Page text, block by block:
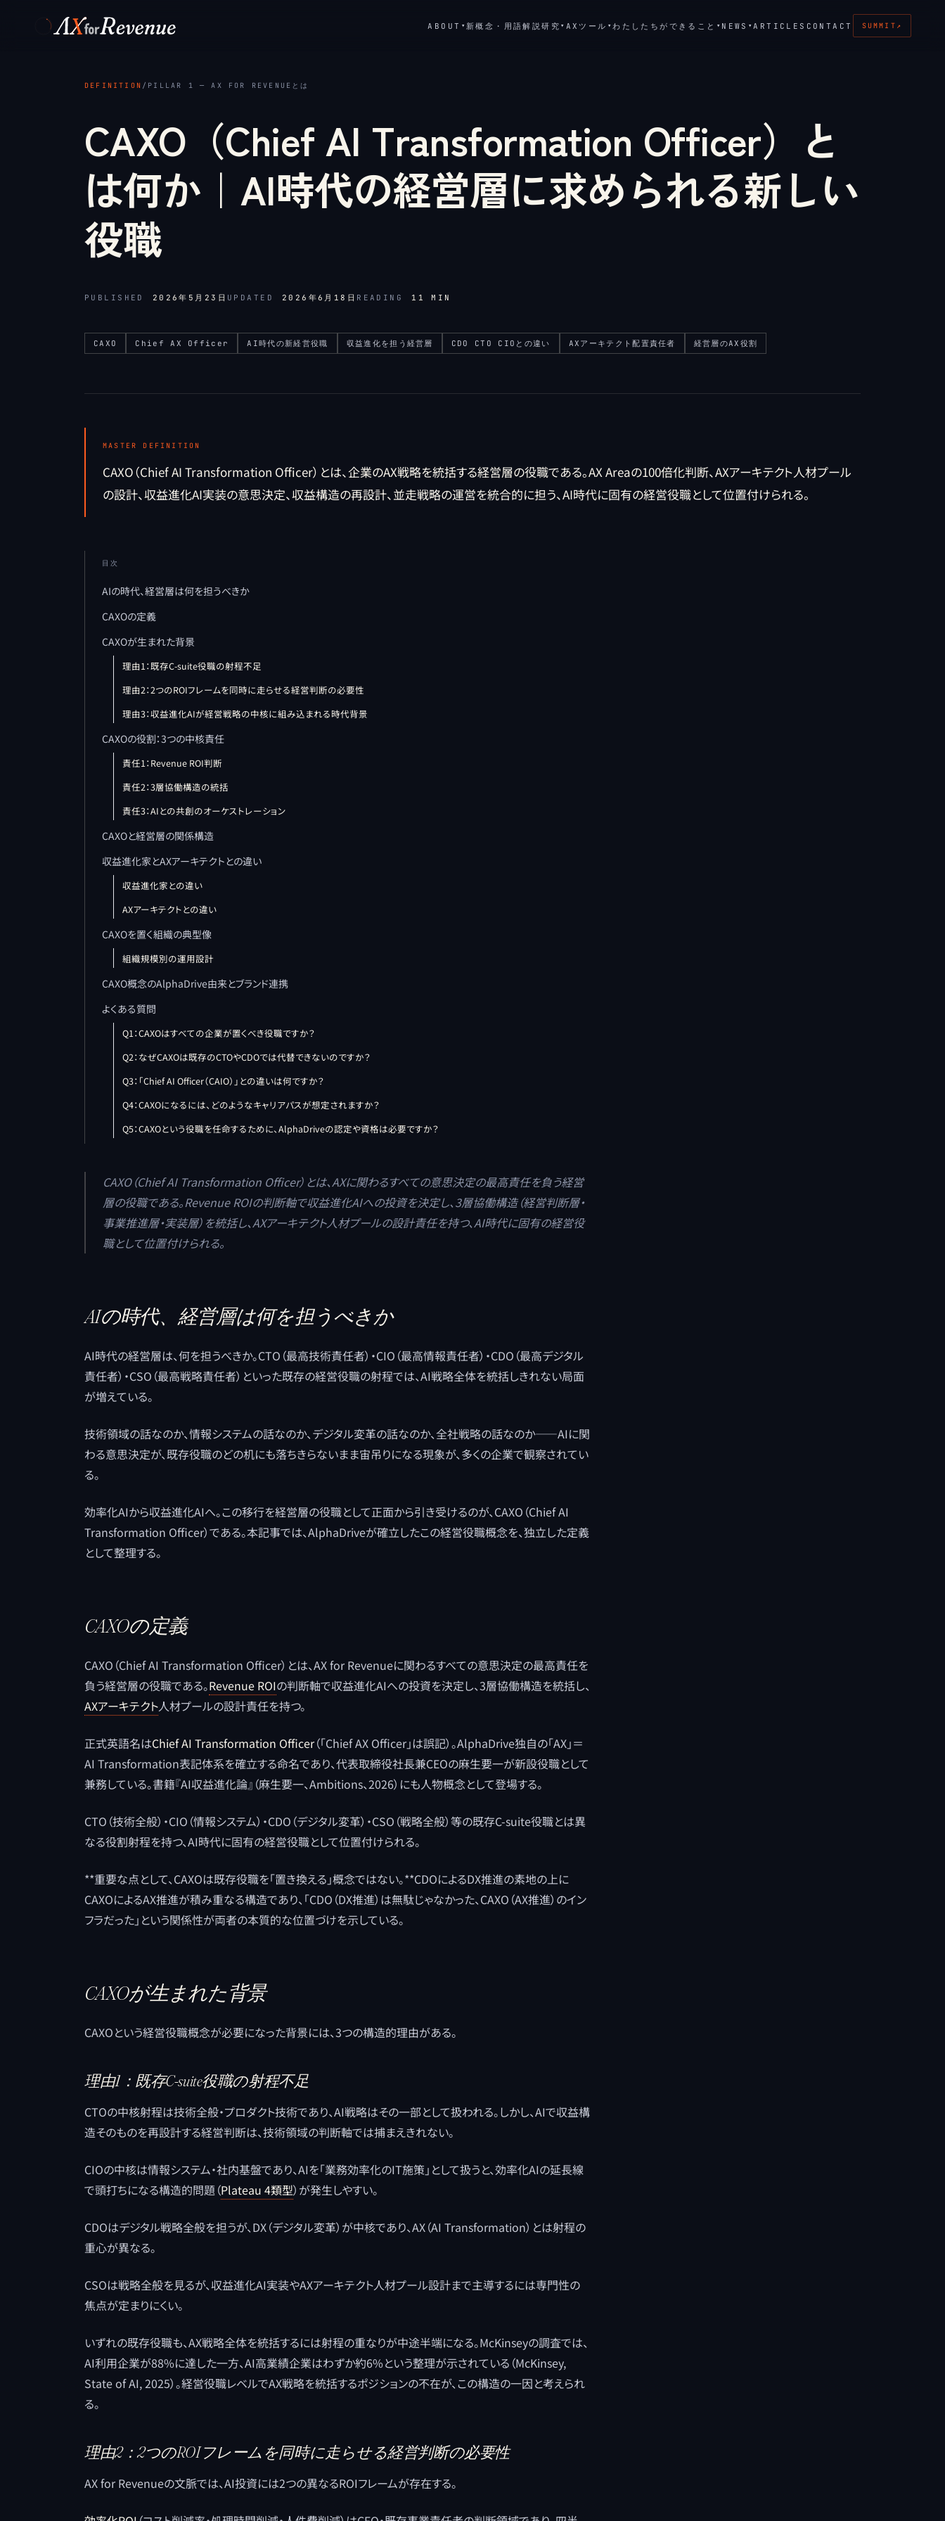
ABOUT ▾ 新概念・用語解説研究 ▾ AXツール ▾ わたしたちができること ▾ NEWS ▾ ARTICLES CONTACT SUMMIT ↗
DEFINITION / PILLAR 1 ─ AX FOR REVENUEとは
CAXO（Chief AI Transformation Officer）と
は何か｜AI時代の経営層に求められる新しい
役職
PUBLISHED 2026年5月23日 UPDATED 2026年6月18日 READING 11 MIN
CAXO Chief AX Officer AI時代の新経営役職 収益進化を担う経営層 CDO CTO CIOとの違い AXアーキテクト配置責任者 経営層のAX役割
MASTER DEFINITION
CAXO（Chief AI Transformation Officer）とは、企業のAX戦略を統括する経営層の役職である。AX Areaの100倍化判断、AXアーキテクト人材プール
の設計、収益進化AI実装の意思決定、収益構造の再設計、並走戦略の運営を統合的に担う、AI時代に固有の経営役職として位置付けられる。
目次
AIの時代、経営層は何を担うべきか
CAXOの定義
CAXOが生まれた背景
理由1：既存C-suite役職の射程不足
理由2：2つのROIフレームを同時に走らせる経営判断の必要性
理由3：収益進化AIが経営戦略の中核に組み込まれる時代背景
CAXOの役割：3つの中核責任
責任1：Revenue ROI判断
責任2：3層協働構造の統括
責任3：AIとの共創のオーケストレーション
CAXOと経営層の関係構造
収益進化家とAXアーキテクトとの違い
収益進化家との違い
AXアーキテクトとの違い
CAXOを置く組織の典型像
組織規模別の運用設計
CAXO概念のAlphaDrive由来とブランド連携
よくある質問
Q1：CAXOはすべての企業が置くべき役職ですか？
Q2：なぜCAXOは既存のCTOやCDOでは代替できないのですか？
Q3：「Chief AI Officer（CAIO）」との違いは何ですか？
Q4：CAXOになるには、どのようなキャリアパスが想定されますか？
Q5：CAXOという役職を任命するために、AlphaDriveの認定や資格は必要ですか？
CAXO（Chief AI Transformation Officer）とは、AXに関わるすべての意思決定の最高責任を負う経営
層の役職である。Revenue ROIの判断軸で収益進化AIへの投資を決定し、3層協働構造（経営判断層・
事業推進層・実装層）を統括し、AXアーキテクト人材プールの設計責任を持つ、AI時代に固有の経営役
職として位置付けられる。
AIの時代、経営層は何を担うべきか
AI時代の経営層は、何を担うべきか。CTO（最高技術責任者）・CIO（最高情報責任者）・CDO（最高デジタル
責任者）・CSO（最高戦略責任者）といった既存の経営役職の射程では、AI戦略全体を統括しきれない局面
が増えている。
技術領域の話なのか、情報システムの話なのか、デジタル変革の話なのか、全社戦略の話なのか——AIに関
わる意思決定が、既存役職のどの机にも落ちきらないまま宙吊りになる現象が、多くの企業で観察されてい
る。
効率化AIから収益進化AIへ。この移行を経営層の役職として正面から引き受けるのが、CAXO（Chief AI
Transformation Officer）である。本記事では、AlphaDriveが確立したこの経営役職概念を、独立した定義
として整理する。
CAXOの定義
CAXO（Chief AI Transformation Officer）とは、AX for Revenueに関わるすべての意思決定の最高責任を
負う経営層の役職である。Revenue ROIの判断軸で収益進化AIへの投資を決定し、3層協働構造を統括し、
AXアーキテクト人材プールの設計責任を持つ。
正式英語名はChief AI Transformation Officer（「Chief AX Officer」は誤記）。AlphaDrive独自の「AX」＝
AI Transformation表記体系を確立する命名であり、代表取締役社長兼CEOの麻生要一が新設役職として
兼務している。書籍『AI収益進化論』（麻生要一、Ambitions、2026）にも人物概念として登場する。
CTO（技術全般）・CIO（情報システム）・CDO（デジタル変革）・CSO（戦略全般）等の既存C-suite役職とは異
なる役割射程を持つ、AI時代に固有の経営役職として位置付けられる。
**重要な点として、CAXOは既存役職を「置き換える」概念ではない。**CDOによるDX推進の素地の上に
CAXOによるAX推進が積み重なる構造であり、「CDO（DX推進）は無駄じゃなかった、CAXO（AX推進）のイン
フラだった」という関係性が両者の本質的な位置づけを示している。
CAXOが生まれた背景
CAXOという経営役職概念が必要になった背景には、3つの構造的理由がある。
理由1：既存C-suite役職の射程不足
CTOの中核射程は技術全般・プロダクト技術であり、AI戦略はその一部として扱われる。しかし、AIで収益構
造そのものを再設計する経営判断は、技術領域の判断軸では捕まえきれない。
CIOの中核は情報システム・社内基盤であり、AIを「業務効率化のIT施策」として扱うと、効率化AIの延長線
で頭打ちになる構造的問題（Plateau 4類型）が発生しやすい。
CDOはデジタル戦略全般を担うが、DX（デジタル変革）が中核であり、AX（AI Transformation）とは射程の
重心が異なる。
CSOは戦略全般を見るが、収益進化AI実装やAXアーキテクト人材プール設計まで主導するには専門性の
焦点が定まりにくい。
いずれの既存役職も、AX戦略全体を統括するには射程の重なりが中途半端になる。McKinseyの調査では、
AI利用企業が88%に達した一方、AI高業績企業はわずか約6%という整理が示されている（McKinsey,
State of AI, 2025）。経営役職レベルでAX戦略を統括するポジションの不在が、この構造の一因と考えられ
る。
理由2：2つのROIフレームを同時に走らせる経営判断の必要性
AX for Revenueの文脈では、AI投資には2つの異なるROIフレームが存在する。